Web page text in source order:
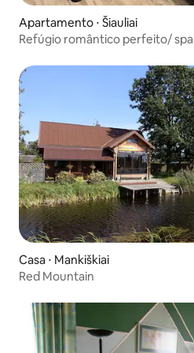
Apartamento ⋅ Šiauliai
Refúgio romântico perfeito/ spa
Casa ⋅ Mankiškiai
Red Mountain